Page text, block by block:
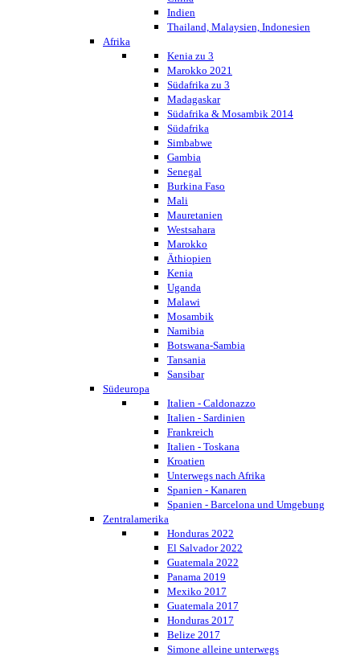
Indien
Thailand, Malaysien, Indonesien
Afrika
Kenia zu 3
Marokko 2021
Südafrika zu 3
Madagaskar
Südafrika & Mosambik 2014
Südafrika
Simbabwe
Gambia
Senegal
Burkina Faso
Mali
Mauretanien
Westsahara
Marokko
Äthiopien
Kenia
Uganda
Malawi
Mosambik
Namibia
Botswana-Sambia
Tansania
Sansibar
Südeuropa
Italien - Caldonazzo
Italien - Sardinien
Frankreich
Italien - Toskana
Kroatien
Unterwegs nach Afrika
Spanien - Kanaren
Spanien - Barcelona und Umgebung
Zentralamerika
Honduras 2022
El Salvador 2022
Guatemala 2022
Panama 2019
Mexiko 2017
Guatemala 2017
Honduras 2017
Belize 2017
Simone alleine unterwegs